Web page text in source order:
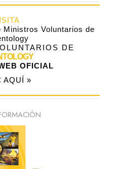
DE
OFICIAL
AQUÍ »